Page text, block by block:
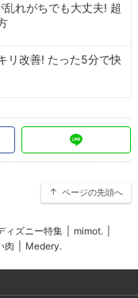
乱れがちでも大丈夫! 超
リ改善! たった5分で快
ページの先頭へ
ィズニー特集 mimot.
肉 Medery.